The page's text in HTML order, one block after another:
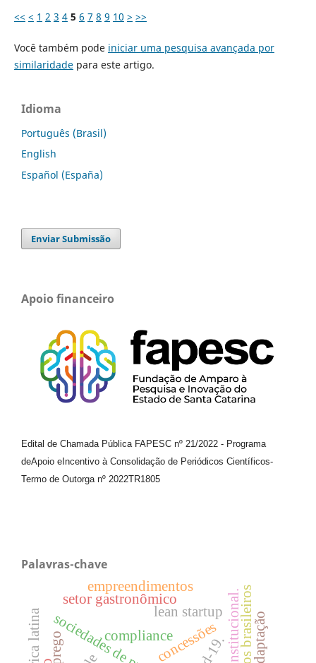
<< < 1 2 3 4 5 6 7 8 9 10 > >>
Você também pode iniciar uma pesquisa avançada por
similaridadepara este artigo.
Idioma
Português (Brasil)
English
Español (España)
Enviar Submissão
Apoio financeiro
Edital de Chamada Pública FAPESC nº 21/2022 - Programa
deApoio e Incentivo à Consolidação de Periódicos Científicos-
Termo de Outorga nº 2022TR1805
Palavras-chave
concessões
compliance
lean startup
setor gastronômico
adaptação
empreendimentos